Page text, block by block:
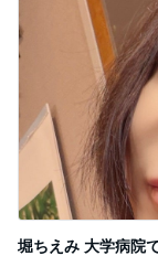
堀ちえみ 大学病院